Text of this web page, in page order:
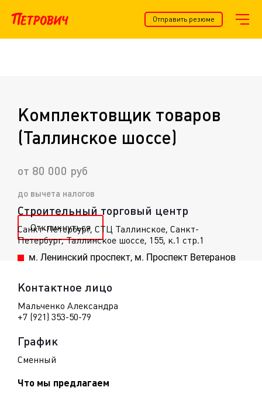
Отправить резюме
Комплектовщик товаров
(Таллинское шоссе)
от 80 000 руб
до вычета налогов
Откликнуться
Строительный торговый центр
Санкт-Петербург, СТЦ Таллинское, Санкт-
Петербург, Таллинское шоссе, 155, к.1 стр.1
м. Ленинский проспект, м. Проспект Ветеранов
Контактное лицо
Мальченко Александра
+7 (921) 353-50-79
График
Сменный
Что мы предлагаем